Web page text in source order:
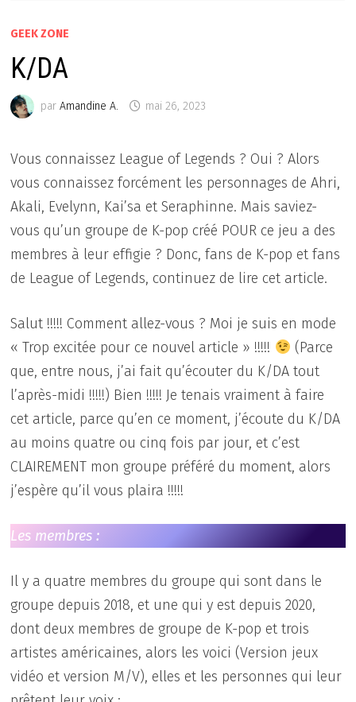
GEEK ZONE
K/DA
parAmandine A. mai 26, 2023
Vous connaissez League of Legends ? Oui ? Alors
vous connaissez forcément les personnages de Ahri,
Akali, Evelynn, Kai’sa et Seraphinne. Mais saviez-
vous qu’un groupe de K-pop créé POUR ce jeu a des
membres à leur effigie ? Donc, fans de K-pop et fans
de League of Legends, continuez de lire cet article.
Salut !!!!! Comment allez-vous ? Moi je suis en mode
« Trop excitée pour ce nouvel article » !!!!!
(Parce
que, entre nous, j’ai fait qu’écouter du K/DA tout
l’après-midi !!!!!) Bien !!!!! Je tenais vraiment à faire
cet article, parce qu’en ce moment, j’écoute du K/DA
au moins quatre ou cinq fois par jour, et c’est
CLAIREMENT mon groupe préféré du moment, alors
j’espère qu’il vous plaira !!!!!
Les membres :
Il y a quatre membres du groupe qui sont dans le
groupe depuis 2018, et une qui y est depuis 2020,
dont deux membres de groupe de K-pop et trois
artistes américaines, alors les voici (Version jeux
vidéo et version M/V), elles et les personnes qui leur